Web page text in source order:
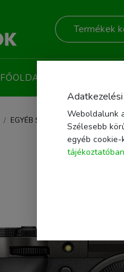
FŐOLDAL
EGYÉB STÚDIÓTARTOZÉKOK
Weboldalunk
Szélesebb
egyéb
tájékoztatóban